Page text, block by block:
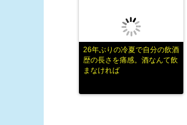
26年ぶりの冷夏で自分の飲酒
歴の長さを痛感。酒なんて飲
まなければ